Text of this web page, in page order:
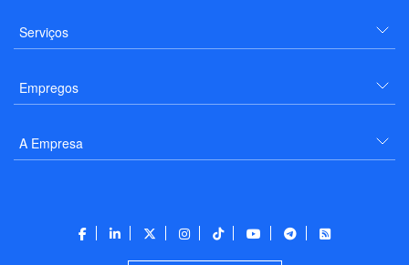
Serviços
Empregos
A Empresa